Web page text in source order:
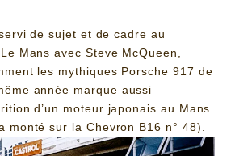
de sujet et de cadre au
Mans avec Steve McQueen,
les mythiques Porsche 917 de
année marque aussi
d’un moteur japonais au Mans
monté sur la Chevron B16 n° 48).